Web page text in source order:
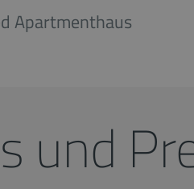
Apartmenthaus
und